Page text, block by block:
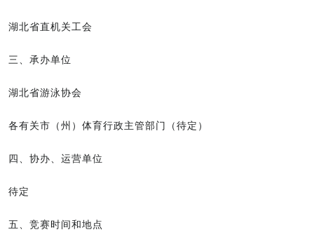
湖北省直机关工会
三、承办单位
湖北省游泳协会
各有关市（州）体育行政主管部门（待定）
四、协办、运营单位
待定
五、竞赛时间和地点